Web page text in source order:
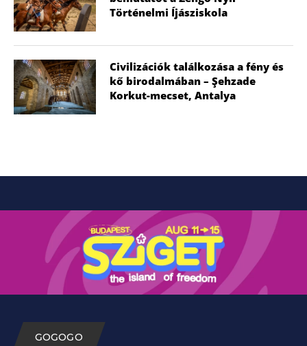
Történelmi Íjásziskola
Civilizációk találkozása a fény és
kő birodalmában – Şehzade
Korkut-mecset, Antalya
GOGOGO